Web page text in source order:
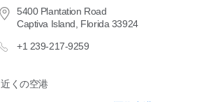
5400 Plantation Road
Captiva Island, Florida 33924
+1 239-217-9259
近くの空港